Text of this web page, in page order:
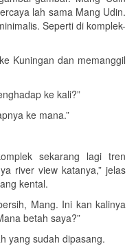
lah sama Mang Udin.
Seperti di komplek-
Kuningan dan memanggil
ke kali?”
ke mana.”
sekarang lagi tren
river view katanya,” jelas
kental.
Mang. Ini kan kalinya
betah saya?”
yang sudah dipasang.